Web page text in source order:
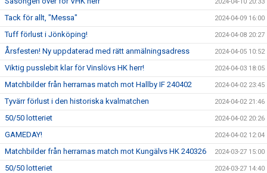
Tack för allt, "Messa" 2024-04-09 16:00
Tuff förlust i Jönköping! 2024-04-08 20:27
Årsfesten! Ny uppdaterad med rätt anmälningsadress 2024-04-05 10:52
Viktig pusslebit klar för Vinslövs HK herr! 2024-04-03 18:05
Matchbilder från herrarnas match mot Hallby IF 240402 2024-04-02 23:45
Tyvärr förlust i den historiska kvalmatchen 2024-04-02 21:46
50/50 lotteriet 2024-04-02 20:26
GAMEDAY! 2024-04-02 12:04
Matchbilder från herrarnas match mot Kungälvs HK 240326 2024-03-27 15:00
50/50 lotteriet 2024-03-27 14:40